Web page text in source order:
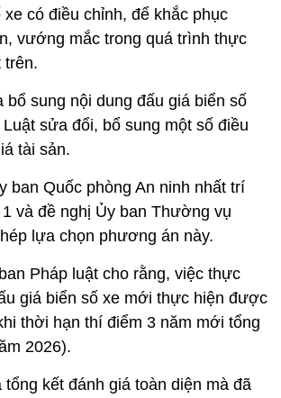
có điều chỉnh, để khắc phục
vướng mắc trong quá trình thực
trên.
bổ sung nội dung đấu giá biển số
sửa đổi, bổ sung một số điều
tài sản.
ban Quốc phòng An ninh nhất trí
và đề nghị Ủy ban Thường vụ
lựa chọn phương án này.
Pháp luật cho rằng, việc thực
giá biển số xe mới thực hiện được
thời hạn thí điểm 3 năm mới tổng
2026).
tổng kết đánh giá toàn diện mà đã